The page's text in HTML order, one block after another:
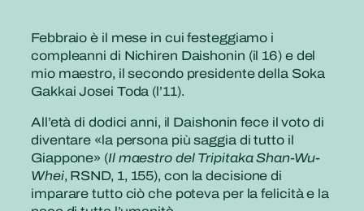
Febbraio è il mese in cui festeggiamo i
compleanni di Nichiren Daishonin (il 16) e del
mio maestro, il secondo presidente della Soka
Gakkai Josei Toda (l’11).
All’età di dodici anni, il Daishonin fece il voto di
diventare «la persona più saggia di tutto il
Giappone» (Il maestro del Tripitaka Shan-Wu-
Whei, RSND, 1, 155), con la decisione di
imparare tutto ciò che poteva per la felicità e la